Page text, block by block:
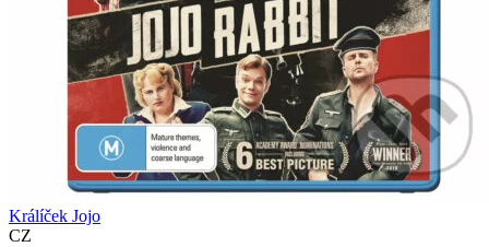
Králíček Jojo
CZ